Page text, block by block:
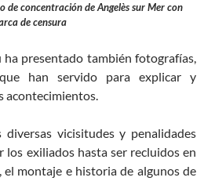
de concentración de Angelès sur Mer con
de censura
presentado también fotografías,
han servido para explicar y
acontecimientos.
diversas vicisitudes y penalidades
exiliados hasta ser recluidos en
el montaje e historia de algunos de